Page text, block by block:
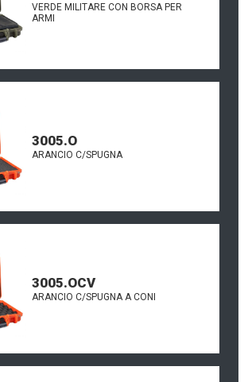
VERDE MILITARE CON BORSA PER
ARMI
3005.O
ARANCIO C/SPUGNA
3005.OCV
ARANCIO C/SPUGNA A CONI